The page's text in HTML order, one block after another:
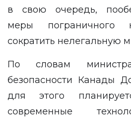
в свою очередь,
меры пограничного
сократить нелегальную
По словам
безопасности Канады
для этого
современные